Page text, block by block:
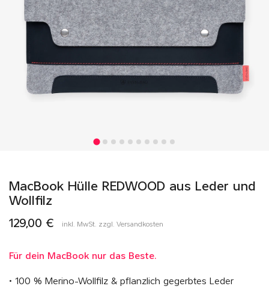
MacBook Hülle REDWOOD aus Leder und
Wollfilz
129,00 € inkl. MwSt. zzgl. Versandkosten
Für dein MacBook nur das Beste.
• 100 % Merino-Wollfilz & pflanzlich gegerbtes Leder